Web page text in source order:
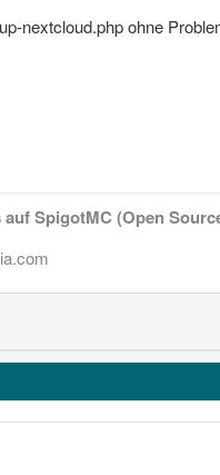
nextcloud.php ohne
SpigotMC (Open